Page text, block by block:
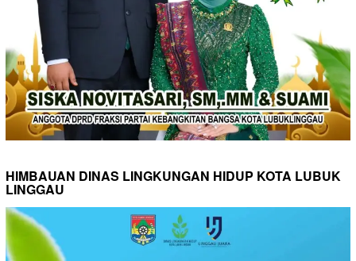
HIMBAUAN DINAS LINGKUNGAN HIDUP KOTA LUBUK
LINGGAU